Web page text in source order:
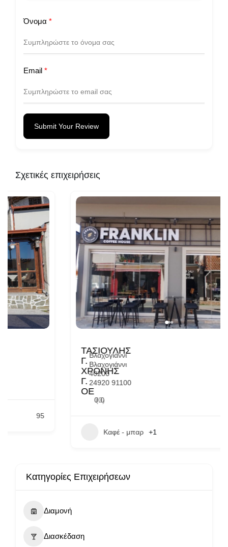
Όνομα *
Email *
Submit Your Review
Σχετικές επιχειρήσεις
Κατηγορίες Επιχειρήσεων
Διαμονή
Διασκέδαση